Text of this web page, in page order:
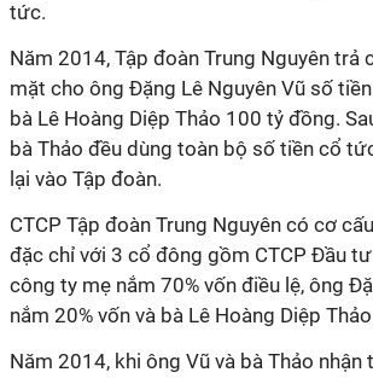
tức.
Năm 2014, Tập đoàn Trung Nguyên trả
mặt cho ông Đặng Lê Nguyên Vũ số
bà Lê Hoàng Diệp Thảo 100 tỷ đồng.
bà Thảo đều dùng toàn bộ số tiền cổ
lại vào Tập đoàn.
CTCP Tập đoàn Trung Nguyên có cơ
đặc chỉ với 3 cổ đông gồm CTCP Đầu
công ty mẹ nắm 70% vốn điều lệ, ông
nắm 20% vốn và bà Lê Hoàng Diệp
Năm 2014, khi ông Vũ và bà Thảo